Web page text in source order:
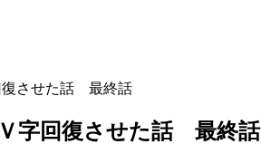
復させた話 最終話
字回復させた話 最終話